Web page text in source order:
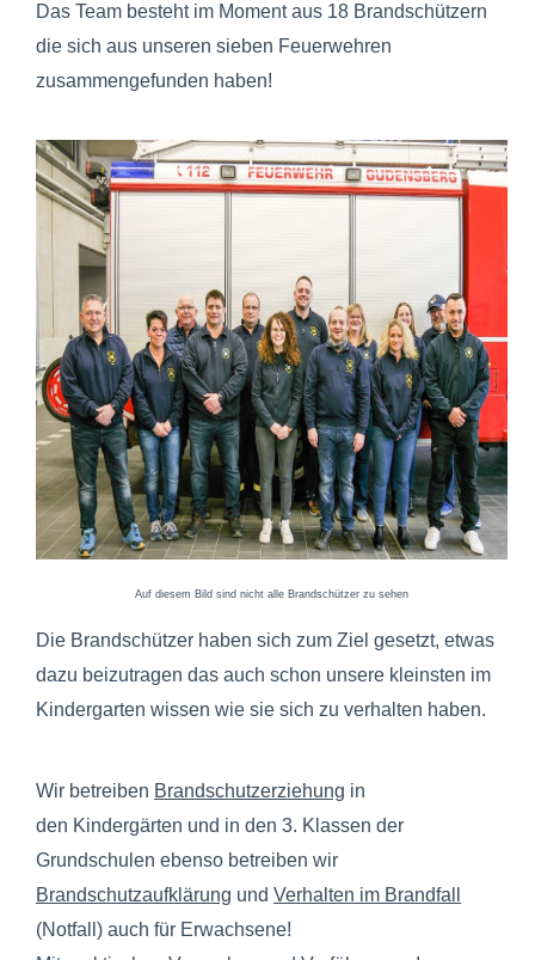
Das Team besteht im Moment aus 18 Brandschützern
die sich aus unseren sieben Feuerwehren
zusammengefunden haben!
Auf diesem Bild sind nicht alle Brandschützer zu sehen
Die Brandschützer haben sich zum Ziel gesetzt, etwas
dazu beizutragen das auch schon unsere kleinsten im
Kindergarten wissen wie sie sich zu verhalten haben.
Wir betreiben Brandschutzerziehung in
den Kindergärten und in den 3. Klassen der
Grundschulen ebenso betreiben wir
Brandschutzaufklärung und Verhalten im Brandfall
(Notfall) auch für Erwachsene!